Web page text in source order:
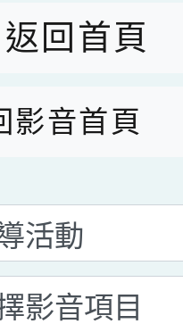
灣台語-第二
賽榮獲科學
返回首頁
影音首頁